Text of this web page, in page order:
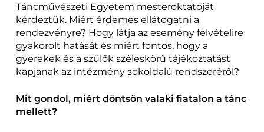
Táncművészeti Egyetem mesteroktatóját
kérdeztük. Miért érdemes ellátogatni a
rendezvényre? Hogy látja az esemény felvételire
gyakorolt hatását és miért fontos, hogy a
gyerekek és a szülők széleskörű tájékoztatást
kapjanak az intézmény sokoldalú rendszeréről?
Mit gondol, miért döntsön valaki fiatalon a tánc
mellett?